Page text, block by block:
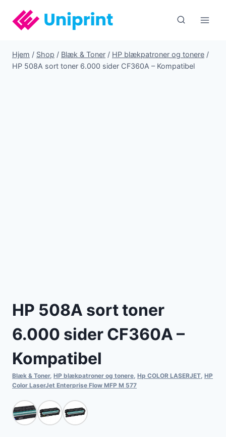
indhold
Hjem / Shop / Blæk & Toner / HP blækpatroner og tonere /
HP 508A sort toner 6.000 sider CF360A – Kompatibel
HP 508A sort toner
6.000 sider CF360A –
Kompatibel
Blæk & Toner, HP blækpatroner og tonere, Hp COLOR LASERJET, HP
Color LaserJet Enterprise Flow MFP M 577